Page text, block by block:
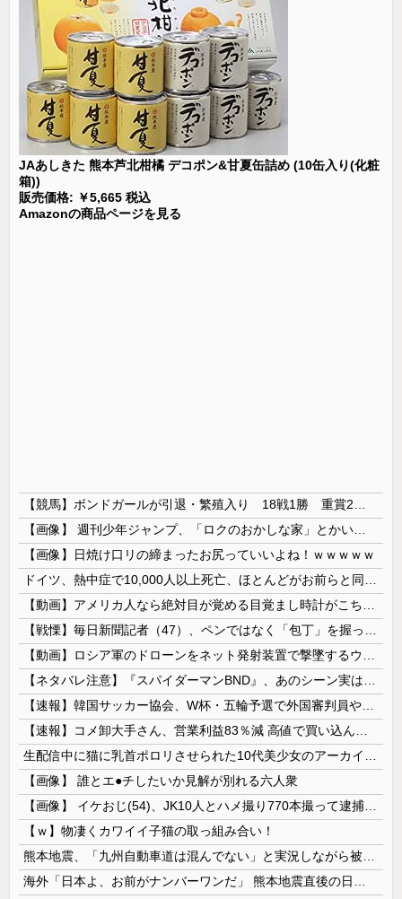
JAあしきた 熊本芦北柑橘 デコポン&甘夏缶詰め (10缶入り(化粧
箱))
販売価格: ￥5,665 税込
Amazonの商品ページを見る
【画像】日焼け口リの締まったお尻っていいよね！ｗｗｗｗｗ
【画像】 誰とエ●チしたいか見解が別れる六人衆
【ｗ】物凄くカワイイ子猫の取っ組み合い！